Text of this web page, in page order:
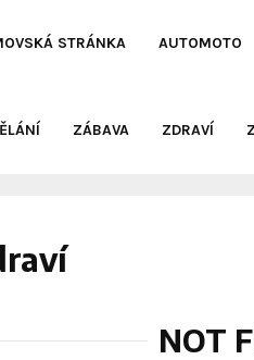
STRÁNKA AUTOMOTO
ZÁBAVA ZDRAVÍ
NOT